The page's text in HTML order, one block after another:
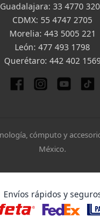
Guadalajara: 33 4770
CDMX: 55 4747 2705
Morelia: 443 5005 221
León: 477 493 1798
Querétaro: 442 402
cómputo y
México.
Envíos rápidos y